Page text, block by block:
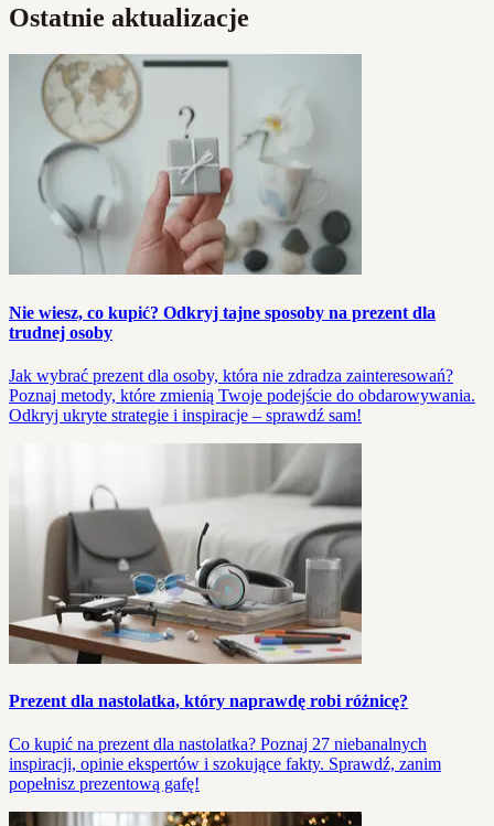
Ostatnie aktualizacje
Nie wiesz, co kupić? Odkryj tajne sposoby na prezent dla
trudnej osoby
Jak wybrać prezent dla osoby, która nie zdradza zainteresowań?
Poznaj metody, które zmienią Twoje podejście do obdarowywania.
Odkryj ukryte strategie i inspiracje – sprawdź sam!
Prezent dla nastolatka, który naprawdę robi różnicę?
Co kupić na prezent dla nastolatka? Poznaj 27 niebanalnych
inspiracji, opinie ekspertów i szokujące fakty. Sprawdź, zanim
popełnisz prezentową gafę!